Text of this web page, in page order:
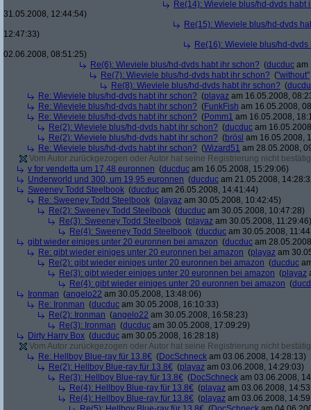
Re(14): Wieviele blus/hd-dvds habt
31.05.2008, 12:44:54)
Re(15): Wieviele blus/hd-dvds
12:47:33)
Re(16): Wieviele blus/hd-
02.06.2008, 08:51:25)
Re(6): Wieviele blus/hd-dvds habt ihr schon? (ducduc am
Re(7): Wieviele blus/hd-dvds habt ihr schon? ("without"
Re(8): Wieviele blus/hd-dvds habt ihr schon? (
Re: Wieviele blus/hd-dvds habt ihr schon? (playaz am 16.05.2008,
Re: Wieviele blus/hd-dvds habt ihr schon? (FunkFish am 16.05.2008,
Re: Wieviele blus/hd-dvds habt ihr schon? (Pomm1 am 16.05.2008,
Re(2): Wieviele blus/hd-dvds habt ihr schon? (ducduc am
Re(2): Wieviele blus/hd-dvds habt ihr schon? (brösl am 16.05.2008,
Re: Wieviele blus/hd-dvds habt ihr schon? (Wizard51 am 28.05.2008,
Vom Autor zurückgezogen oder Autor hat seine Registrierung nicht
v for vendetta um 17,48 euronnen (ducduc am 16.05.2008, 15:29:06)
Underworld und 300, um 19,95 euronnen (ducduc am 21.05.2008,
Sweeney Todd Steelbook (ducduc am 26.05.2008, 14:41:44)
Re: Sweeney Todd Steelbook (playaz am 30.05.2008, 10:42:45)
Re(2): Sweeney Todd Steelbook (ducduc am 30.05.2008, 10:47:28)
Re(3): Sweeney Todd Steelbook (playaz am 30.05.2008, 11:29:46)
Re(4): Sweeney Todd Steelbook (ducduc am 30.05.2008,
gibt wieder einiges unter 20 euronnen bei amazon (ducduc am
Re: gibt wieder einiges unter 20 euronnen bei amazon (playaz am
Re(2): gibt wieder einiges unter 20 euronnen bei amazon (ducduc
Re(3): gibt wieder einiges unter 20 euronnen bei amazon (playaz
Re(4): gibt wieder einiges unter 20 euronnen bei amazon (
Ironman (angelo22 am 30.05.2008, 13:48:06)
Re: Ironman (ducduc am 30.05.2008, 16:10:33)
Re(2): Ironman (angelo22 am 30.05.2008, 16:58:23)
Re(3): Ironman (ducduc am 30.05.2008, 17:09:29)
Dirty Harry Box (ducduc am 30.05.2008, 16:28:18)
Vom Autor zurückgezogen oder Autor hat seine Registrierung nicht
Re: Hellboy Blue-ray für 13.8€ (DocSchneck am 03.06.2008, 14:28:13)
Re(2): Hellboy Blue-ray für 13.8€ (playaz am 03.06.2008, 14:29:03)
Re(3): Hellboy Blue-ray für 13.8€ (DocSchneck am 03.06.2008,
Re(4): Hellboy Blue-ray für 13.8€ (playaz am 03.06.2008,
Re(4): Hellboy Blue-ray für 13.8€ (playaz am 03.06.2008,